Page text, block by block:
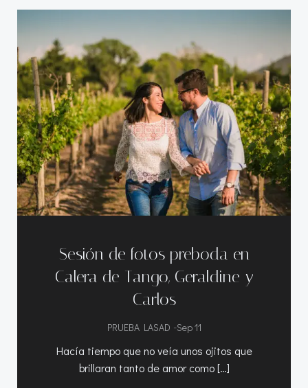
Sesión de fotos preboda en
Calera de Tango, Geraldine y
Carlos
PRUEBA LASAD -Sep 11
Hacía tiempo que no veía unos ojitos que
brillaran tanto de amor como […]